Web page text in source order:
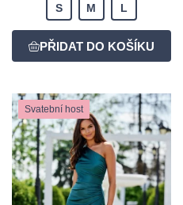
S M L
Svatební host